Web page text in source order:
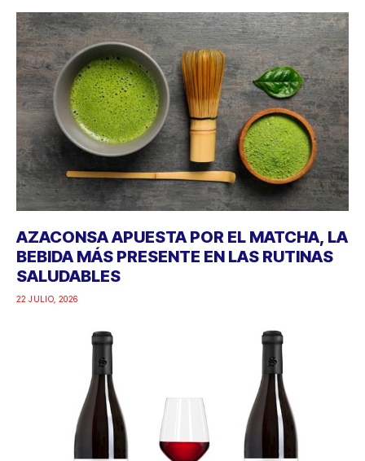
AZACONSA APUESTA POR EL MATCHA, LA
BEBIDA MÁS PRESENTE EN LAS RUTINAS
SALUDABLES
22 JULIO, 2026